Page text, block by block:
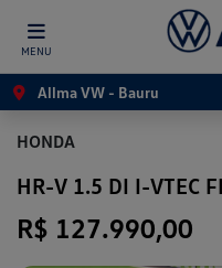
MENU
Allma VW - Bauru
HONDA
HR-V 1.5 DI I-VTEC
R$ 127.990,00